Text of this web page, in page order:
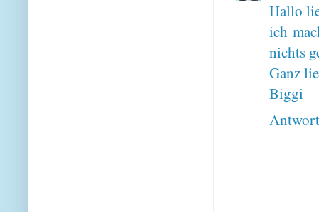
Hallo
ich
nichts
Ganz
Biggi